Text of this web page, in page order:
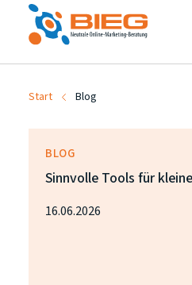
Start Blog
BLOG
Sinnvolle Tools für
16.06.2026